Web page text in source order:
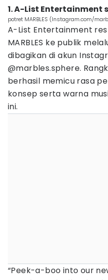
1. A-List Entertainment
potret MARBLES (Instagram.com/
A-List Entertainment
MARBLES ke publik
dibagikan di akun
@marbles.sphere.
berhasil memicu rasa
konsep serta warna
ini.
“Peek-a-boo into our